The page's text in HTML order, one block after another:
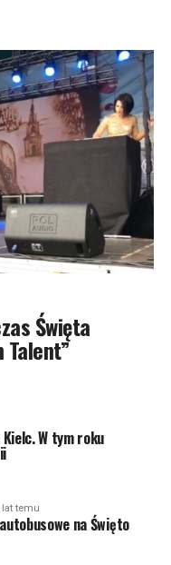
Święta
W tym roku
lat temu
na Święto